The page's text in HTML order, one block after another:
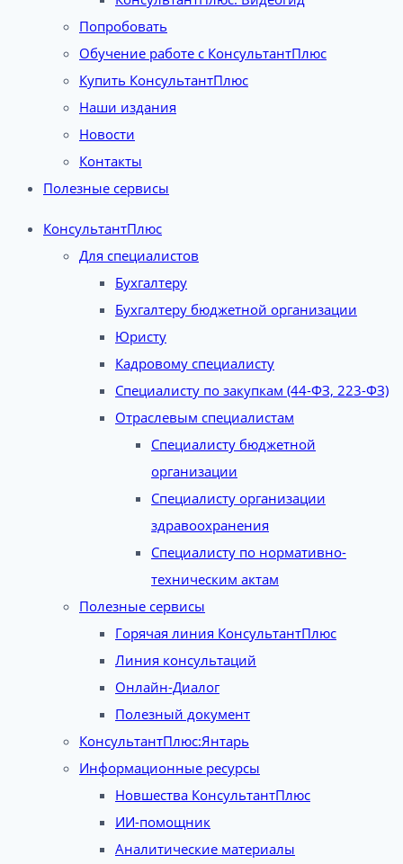
Попробовать
Обучение работе с КонсультантПлюс
Купить КонсультантПлюс
Наши издания
Новости
Контакты
Полезные сервисы
КонсультантПлюс
Для специалистов
Бухгалтеру
Бухгалтеру бюджетной организации
Юристу
Кадровому специалисту
Специалисту по закупкам (44-ФЗ, 223-ФЗ)
Отраслевым специалистам
Специалисту бюджетной
организации
Специалисту организации
здравоохранения
Специалисту по нормативно-
техническим актам
Полезные сервисы
Горячая линия КонсультантПлюс
Линия консультаций
Онлайн-Диалог
Полезный документ
КонсультантПлюс:Янтарь
Информационные ресурсы
Новшества КонсультантПлюс
ИИ-помощник
Аналитические материалы